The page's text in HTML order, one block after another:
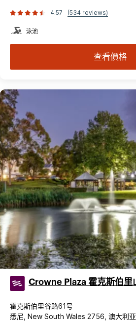
4.57 (534 reviews)
泳池
查看價格
Crowne Plaza 霍克斯伯里
霍克斯伯里谷路61号
悉尼, New South Wales 2756, 澳大利亚